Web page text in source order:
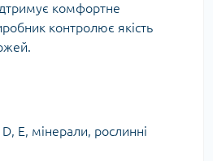
комфортне
контролює якість
E, мінерали, рослинні